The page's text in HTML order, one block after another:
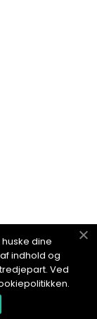
dine
indhold og
Ved